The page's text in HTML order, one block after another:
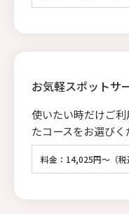
お気軽スポットサ
使いたい時だけご
たコースをお選びく
料金：14,025円～（税